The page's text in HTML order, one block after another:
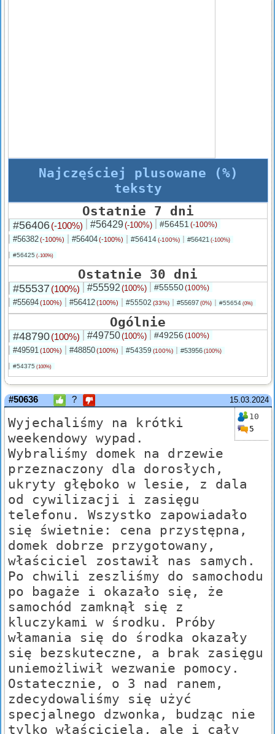
Najczęściej plusowane (%)
teksty
Ostatnie 7 dni
#56406(-100%) #56429(-100%) #56451 (-100%)
#56382(-100%) #56404(-100%) #56414(-100%) #56421 (-100%)
#56425 (-100%)
Ostatnie 30 dni
#55537 (100%) #55592 (100%) #55550(100%)
#55694(100%) #56412(100%) #55502 (33%) #55697 (0%) #55654 (0%)
Ogólnie
#48790(100%) #49750(100%) #49256 (100%)
#49591(100%) #48850(100%) #54359 (100%) #53956 (100%)
#54375 (100%)
15.03.2024
#50636 ?
10
5
Wyjechaliśmy na krótki
weekendowy wypad.
Wybraliśmy domek na drzewie
przeznaczony dla dorosłych,
ukryty głęboko w lesie, z dala
od cywilizacji i zasięgu
telefonu. Wszystko zapowiadało
się świetnie: cena przystępna,
domek dobrze przygotowany,
właściciel zostawił nas samych.
Po chwili zeszliśmy do samochodu
po bagaże i okazało się, że
samochód zamknął się z
kluczykami w środku. Próby
włamania się do środka okazały
się bezskuteczne, a brak zasięgu
uniemożliwił wezwanie pomocy.
Ostatecznie, o 3 nad ranem,
zdecydowaliśmy się użyć
specjalnego dzwonka, budząc nie
tylko właściciela, ale i cały